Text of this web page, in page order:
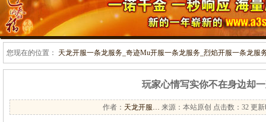
您现在的位置： 天龙开服一条龙服务_奇迹Mu开服一条龙服务_烈焰开服一条龙服
玩家心情写实你不在身边却
作者： 天龙开服… 来源：本站原创 点击数： 32 更新